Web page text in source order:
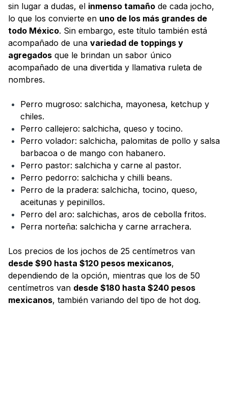
sin lugar a dudas, el inmenso tamaño de cada jocho,
lo que los convierte en uno de los más grandes de
todo México. Sin embargo, este título también está
acompañado de una variedad de toppings y
agregados que le brindan un sabor único
acompañado de una divertida y llamativa ruleta de
nombres.
Perro mugroso: salchicha, mayonesa, ketchup y
chiles.
Perro callejero: salchicha, queso y tocino.
Perro volador: salchicha, palomitas de pollo y salsa
barbacoa o de mango con habanero.
Perro pastor: salchicha y carne al pastor.
Perro pedorro: salchicha y chilli beans.
Perro de la pradera: salchicha, tocino, queso,
aceitunas y pepinillos.
Perro del aro: salchichas, aros de cebolla fritos.
Perra norteña: salchicha y carne arrachera.
Los precios de los jochos de 25 centímetros van
desde $90 hasta $120 pesos mexicanos,
dependiendo de la opción, mientras que los de 50
centímetros van desde $180 hasta $240 pesos
mexicanos, también variando del tipo de hot dog.